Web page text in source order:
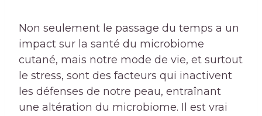
Non seulement le passage du temps a un
impact sur la santé du microbiome
cutané, mais notre mode de vie, et surtout
le stress, sont des facteurs qui inactivent
les défenses de notre peau, entraînant
une altération du microbiome. Il est vrai